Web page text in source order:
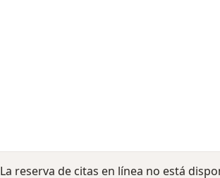
La reserva de citas en línea no está